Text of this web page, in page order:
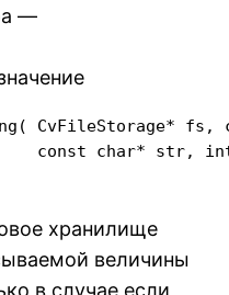
—
CvFileStorage* fs,
const char* str,
хранилище
величины
в случае если